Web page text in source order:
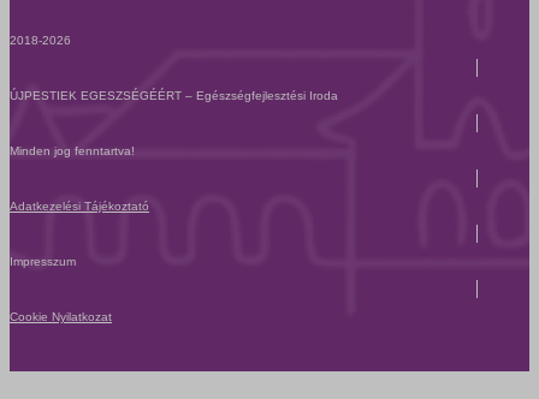
2018-2026
ÚJPESTIEK EGESZSÉGÉÉRT – Egészségfejlesztési Iroda
Minden jog fenntartva!
Adatkezelési Tájékoztató
Impresszum
Cookie Nyilatkozat